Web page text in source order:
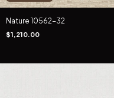
Nature 10562-32
$1,210.00